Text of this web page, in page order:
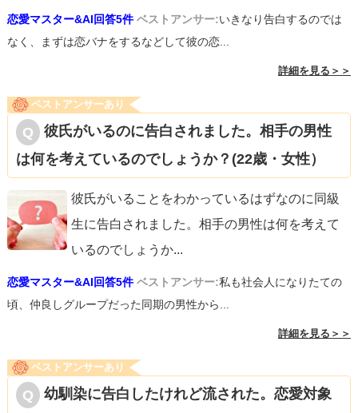
恋愛マスター&AI回答5件 ベストアンサー:いきなり告白するのでは
なく、まずは恋バナをするなどして彼の恋...
詳細を見る＞＞
ベストアンサーあり
彼氏がいるのに告白されました。相手の男性
は何を考えているのでしょうか？(22歳・女性）
彼氏がいることをわかっているはずなのに同級
生に告白されました。相手の男性は何を考えて
いるのでしょうか...
恋愛マスター&AI回答5件 ベストアンサー:私も社会人になりたての
頃、仲良しグループだった同期の男性から...
詳細を見る＞＞
ベストアンサーあり
幼馴染に告白したけれど流された。恋愛対象